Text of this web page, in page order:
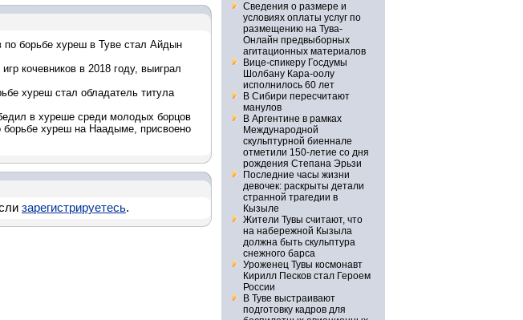
по борьбе хуреш в Туве стал Айдын
кочевников в 2018 году, выиграл
хуреш стал обладатель титула
в хуреше среди молодых борцов
хуреш на Наадыме, присвоено
зарегистрируетесь.
Сведения о размере и
условиях оплаты услуг по
размещению на Тува-
Онлайн предвыборных
агитационных материалов
Вице-спикеру Госдумы
Шолбану Кара-оолу
исполнилось 60 лет
В Сибири пересчитают
манулов
В Аргентине в рамках
Международной
скульптурной биеннале
отметили 150-летие со дня
рождения Степана Эрьзи
Последние часы жизни
девочек: раскрыты детали
странной трагедии в
Кызыле
Жители Тувы считают, что
на набережной Кызыла
должна быть скульптура
снежного барса
Уроженец Тувы космонавт
Кирилл Песков стал Героем
России
В Туве выстраивают
подготовку кадров для